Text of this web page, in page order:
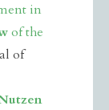
in
of the
of